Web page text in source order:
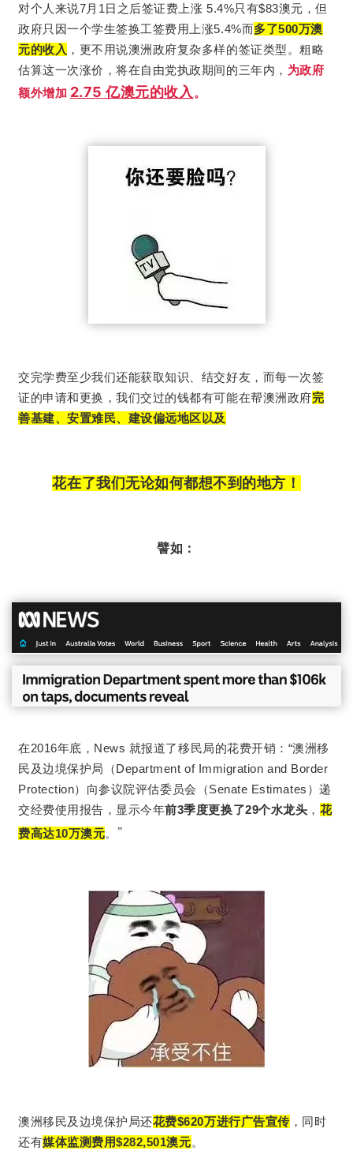
对个人来说7月1日之后签证费上涨 5.4%只有$83澳元，但
政府只因一个学生签换工签费用上涨5.4%而多了500万澳
元的收入 ，更不用说澳洲政府复杂多样的签证类型。粗略
估算这一次涨价，将在自由党执政期间的三年内， 为政府
额外增加 2.75 亿澳元的收入 。
交完学费至少我们还能获取知识、结交好友，而每一次签
证的申请和更换，我们交过的钱都有可能在帮澳洲政府完
善基建、安置难民、建设偏远地区以及
花在了我们无论如何都想不到的地方！
譬如：
在2016年底，News 就报道了移民局的花费开销：“澳洲移
民及边境保护局（Department of Immigration and Border
Protection）向参议院评估委员会（Senate Estimates）递
交经费使用报告，显示今年前3季度更换了29个水龙头 ， 花
费高达10万澳元。 ”
澳洲移民及边境保护局还花费$620万进行广告宣传，同时
还有媒体监测费用$282,501澳元。